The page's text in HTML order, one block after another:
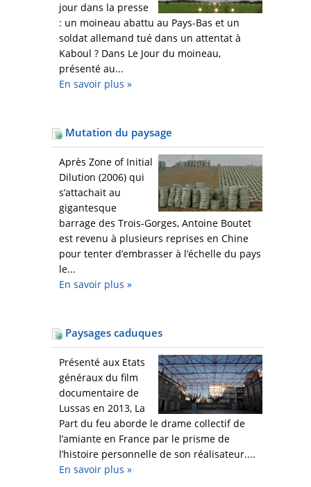
jour dans la presse
: un moineau abattu au Pays-Bas et un
soldat allemand tué dans un attentat à
Kaboul ? Dans Le Jour du moineau,
présenté au...
En savoir plus »
Mutation du paysage
Après Zone of Initial
Dilution (2006) qui
s’attachait au
gigantesque
barrage des Trois-Gorges, Antoine Boutet
est revenu à plusieurs reprises en Chine
pour tenter d’embrasser à l’échelle du pays
le...
En savoir plus »
Paysages caduques
Présenté aux Etats
généraux du film
documentaire de
Lussas en 2013, La
Part du feu aborde le drame collectif de
l’amiante en France par le prisme de
l’histoire personnelle de son réalisateur....
En savoir plus »